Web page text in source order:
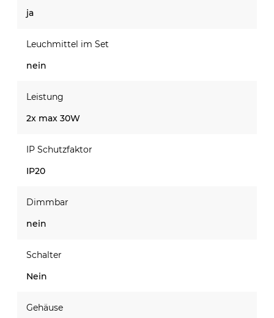
ja
Leuchmittel im Set
nein
Leistung
2x max 30W
IP Schutzfaktor
IP20
Dimmbar
nein
Schalter
Nein
Gehäuse